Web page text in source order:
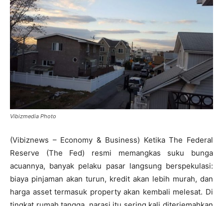
Vibizmedia Photo
(Vibiznews – Economy & Business) Ketika The Federal
Reserve (The Fed) resmi memangkas suku bunga
acuannya, banyak pelaku pasar langsung berspekulasi:
biaya pinjaman akan turun, kredit akan lebih murah, dan
harga asset termasuk property akan kembali melesat. Di